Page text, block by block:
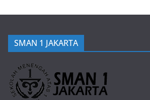
SMAN 1 JAKARTA